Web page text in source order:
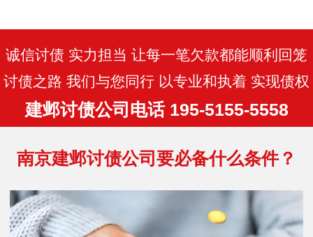
建议债权人优先通过法律途径解决纠纷，
必要时委…
诚信讨债 实力担当 让每一笔欠款都能顺利回笼
讨债之路 我们与您同行 以专业和执着 实现债权
建邺讨债公司电话 195-5155-5558
南京建邺讨债公司要必备什么条件？